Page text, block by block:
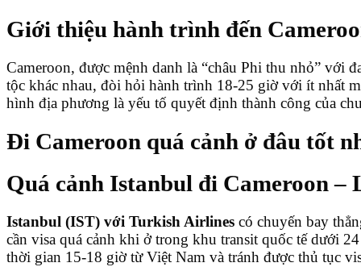
Giới thiệu hành trình đến
Cameroon, được mệnh danh là “châu Phi thu nhỏ” với
tộc khác nhau, đòi hỏi hành trình 18-25 giờ với ít nhất
hình địa phương là yếu tố quyết định thành công của
Đi Cameroon quá cảnh ở đâu tốt
Quá cảnh Istanbul đi Cameroon –
Istanbul (IST) với Turkish Airlines có chuyến bay
cần visa quá cảnh khi ở trong khu transit quốc tế dưới
thời gian 15-18 giờ từ Việt Nam và tránh được thủ tục